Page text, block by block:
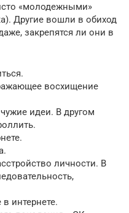
«молодежными»
Другие вошли в обиход
закрепятся ли они в
восхищение
идеи. В другом
личности. В
интернете.